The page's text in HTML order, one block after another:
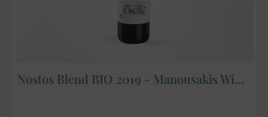
Nostos Blend BIO 2019 - Manousakis Winery